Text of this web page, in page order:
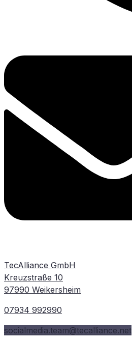
TecAlliance GmbH
Kreuzstraße 10
97990 Weikersheim
07934 992990
socialmedia.team@tecalliance.net